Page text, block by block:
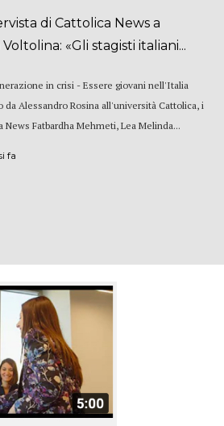
di Cattolica News a
«Gli stagisti italiani...
in crisi - Essere giovani nell'Italia
da Alessandro Rosina all'università Cattolica, i
Fatbardha Mehmeti, Lea Melinda...
fa